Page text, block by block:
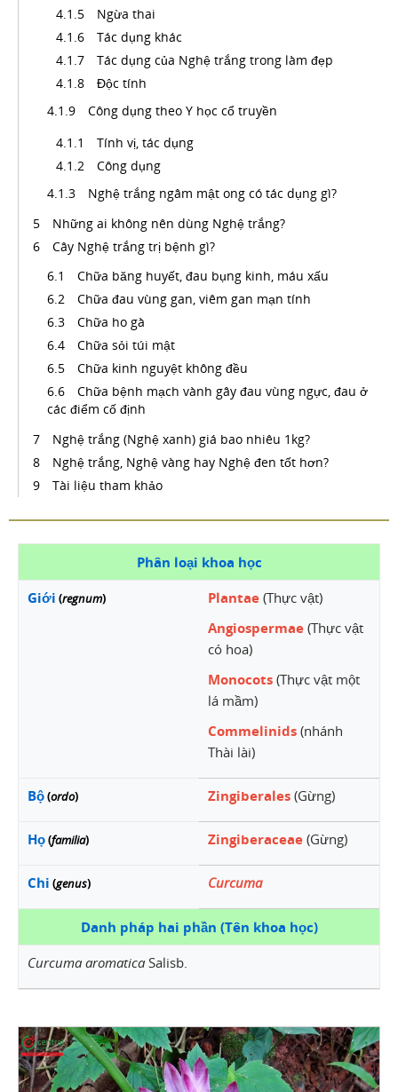
Ngừa thai
Tác dụng khác
Tác dụng của Nghệ trắng trong làm đẹp
Độc tính
Công dụng theo Y học cổ truyền
Tính vị, tác dụng
Công dụng
Nghệ trắng ngâm mật ong có tác dụng gì?
Những ai không nên dùng Nghệ trắng?
Cây Nghệ trắng trị bệnh gì?
Chữa băng huyết, đau bụng kinh, máu xấu
Chữa đau vùng gan, viêm gan mạn tính
Chữa ho gà
Chữa sỏi túi mật
Chữa kinh nguyệt không đều
Chữa bệnh mạch vành gây đau vùng ngực, đau ở
các điểm cố định
Nghệ trắng (Nghệ xanh) giá bao nhiêu 1kg?
Nghệ trắng, Nghệ vàng hay Nghệ đen tốt hơn?
Tài liệu tham khảo
Phân loại khoa học
Giới (regnum) Plantae (Thực vật)
Angiospermae (Thực vật
có hoa)
Monocots (Thực vật một
lá mầm)
Commelinids (nhánh
Thài lài)
Bộ(ordo) Zingiberales (Gừng)
Họ(familia) Zingiberaceae (Gừng)
Chi (genus) Curcuma
Danh pháp hai phần (Tên khoa học)
Curcuma aromatica Salisb.